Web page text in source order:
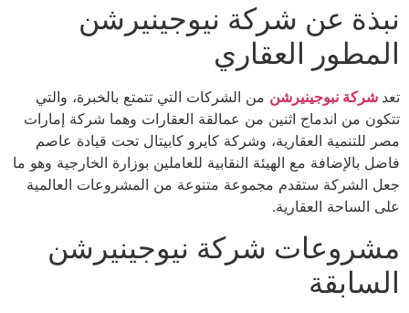
نبذة عن شركة نيوجينيرشن
المطور العقاري
تعد شركة نبوجينيرشن من الشركات التي تتمتع بالخبرة، والتي
تتكون من اندماج اثنين من عمالقة العقارات وهما شركة إمارات
مصر للتنمية العقارية، وشركة كايرو كابيتال تحت قيادة عاصم
فاضل بالإضافة مع الهيئة النقابية للعاملين بوزارة الخارجية وهو ما
جعل الشركة ستقدم مجموعة متنوعة من المشروعات العالمية
على الساحة العقارية.
مشروعات شركة نيوجينيرشن
السابقة